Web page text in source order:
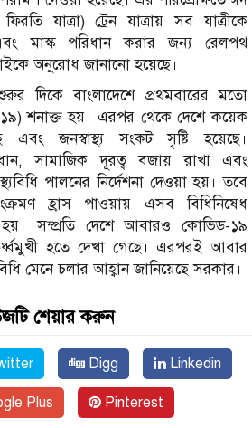
যাত্রা) ট্রেন যাত্রায় সব যাত্রীকে
এবং মাস্ক পরিধান করার জন্য রেলপথ
অনুরোধ জানানো হয়েছে।
দিকে বাংলাদেশে প্রথমবারের মতো
শনাক্ত হয়। এরপর থেকে দেশে কয়েক
জনস্বাস্থ্য সংকট সৃষ্টি হয়েছে।
সামাজিক দূরত্ব বজায় রাখা এবং
পালনের নির্দেশনা দেওয়া হয়। তবে
হ্রাস পাওয়ায় এসব বিধিনিষেধ
সম্প্রতি দেশে আবারও কোভিড-১৯
হতে দেখা গেছে। এরপরই আবার
মেনে চলার আহ্বান জানিয়েছে সরকার।
শেয়ার করুন
Digg Linkedin
Plus Pinterest